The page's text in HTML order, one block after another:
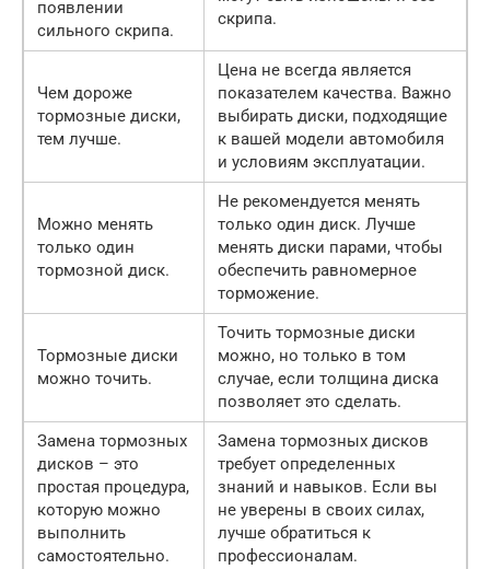
появлении
сильного скрипа.
скрипа.
Чем дороже
тормозные диски,
тем лучше.
Цена не всегда является
показателем качества. Важно
выбирать диски, подходящие
к вашей модели автомобиля
и условиям эксплуатации.
Можно менять
только один
тормозной диск.
Не рекомендуется менять
только один диск. Лучше
менять диски парами, чтобы
обеспечить равномерное
торможение.
Тормозные диски
можно точить.
Точить тормозные диски
можно, но только в том
случае, если толщина диска
позволяет это сделать.
Замена тормозных
дисков – это
простая процедура,
которую можно
выполнить
самостоятельно.
Замена тормозных дисков
требует определенных
знаний и навыков. Если вы
не уверены в своих силах,
лучше обратиться к
профессионалам.